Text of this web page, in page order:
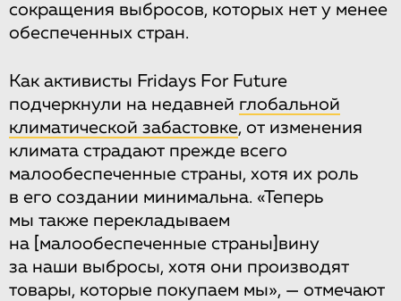
сокращения выбросов, которых нет у менее
обеспеченных стран.
Как активисты Fridays For Future
подчеркнули на недавней глобальной
климатической забастовке, от изменения
климата страдают прежде всего
малообеспеченные страны, хотя их роль
в его создании минимальна. «Теперь
мы также перекладываем
на [малообеспеченные страны] вину
за наши выбросы, хотя они производят
товары, которые покупаем мы», — отмечают